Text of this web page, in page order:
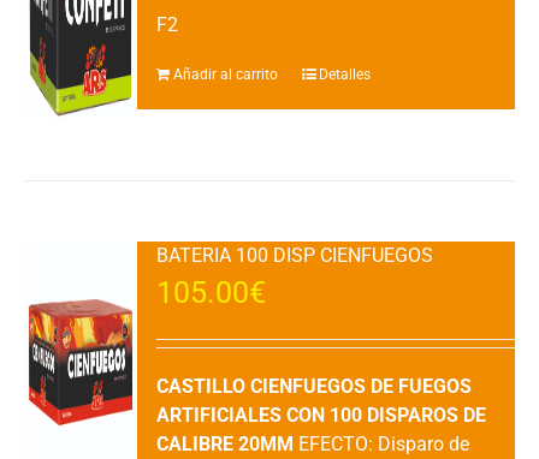
F2
Añadir al carrito Detalles
BATERIA 100 DISP CIENFUEGOS
105.00€
CASTILLO CIENFUEGOS DE FUEGOS
ARTIFICIALES CON 100 DISPAROS DE
CALIBRE 20MM EFECTO: Disparo de